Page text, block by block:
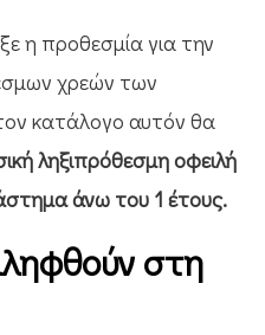
η προθεσμία για την
χρεών των
κατάλογο αυτόν θα
ληξιπρόθεσμη οφειλή
άνω του 1 έτους.
στη